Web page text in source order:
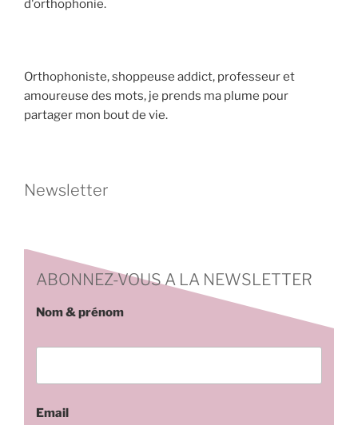
d'orthophonie.
Orthophoniste, shoppeuse addict, professeur et
amoureuse des mots, je prends ma plume pour
partager mon bout de vie.
Newsletter
ABONNEZ-VOUS A LA NEWSLETTER
Nom & prénom
Email